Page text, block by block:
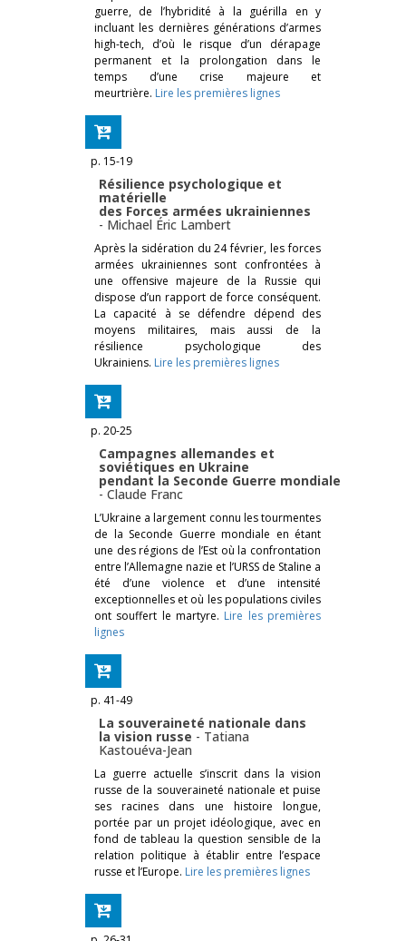
guerre, de l’hybridité à la guérilla en y
incluant les dernières générations d’armes
high-tech, d’où le risque d’un dérapage
permanent et la prolongation dans le
temps d’une crise majeure et
meurtrière. Lire les premières lignes
p. 15-19
Résilience psychologique et
matérielle
des Forces armées ukrainiennes
- Michael Éric Lambert
Après la sidération du 24 février, les forces
armées ukrainiennes sont confrontées à
une offensive majeure de la Russie qui
dispose d’un rapport de force conséquent.
La capacité à se défendre dépend des
moyens militaires, mais aussi de la
résilience psychologique des
Ukrainiens. Lire les premières lignes
p. 20-25
Campagnes allemandes et
soviétiques en Ukraine
pendant la Seconde Guerre mondiale
- Claude Franc
L’Ukraine a largement connu les tourmentes
de la Seconde Guerre mondiale en étant
une des régions de l’Est où la confrontation
entre l’Allemagne nazie et l’URSS de Staline a
été d’une violence et d’une intensité
exceptionnelles et où les populations civiles
ont souffert le martyre. Lire les premières
lignes
p. 41-49
La souveraineté nationale dans
la vision russe - Tatiana
Kastouéva-Jean
La guerre actuelle s’inscrit dans la vision
russe de la souveraineté nationale et puise
ses racines dans une histoire longue,
portée par un projet idéologique, avec en
fond de tableau la question sensible de la
relation politique à établir entre l’espace
russe et l’Europe. Lire les premières lignes